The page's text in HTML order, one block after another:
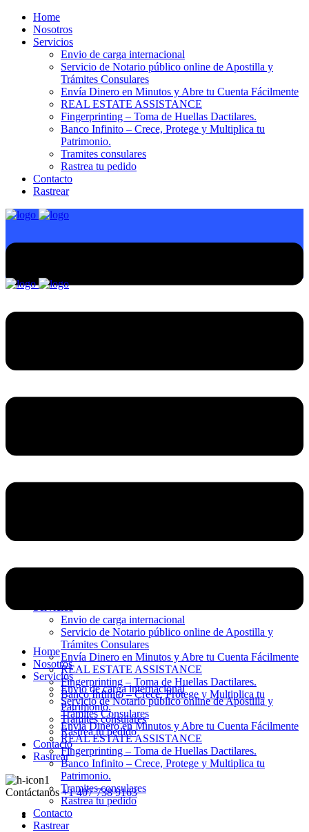
Home
Nosotros
Servicios
Envio de carga internacional
Servicio de Notario público online de Apostilla y
Trámites Consulares
Envía Dinero en Minutos y Abre tu Cuenta Fácilmente
REAL ESTATE ASSISTANCE
Fingerprinting – Toma de Huellas Dactilares.
Banco Infinito – Crece, Protege y Multiplica tu
Patrimonio.
Tramites consulares
Rastrea tu pedido
Contacto
Rastrear
Envio de carga internacional
Servicio de Notario público online de Apostilla y
Trámites Consulares
Envía Dinero en Minutos y Abre tu Cuenta Fácilmente
REAL ESTATE ASSISTANCE
Fingerprinting – Toma de Huellas Dactilares.
Banco Infinito – Crece, Protege y Multiplica tu
Patrimonio.
Tramites consulares
Rastrea tu pedido
Contacto
Rastrear
Contáctanos +1 407 738 9163
Home
Nosotros
Servicios
Envio de carga internacional
Servicio de Notario público online de Apostilla y
Trámites Consulares
Envía Dinero en Minutos y Abre tu Cuenta Fácilmente
REAL ESTATE ASSISTANCE
Fingerprinting – Toma de Huellas Dactilares.
Banco Infinito – Crece, Protege y Multiplica tu
Patrimonio.
Tramites consulares
Rastrea tu pedido
Contacto
Rastrear